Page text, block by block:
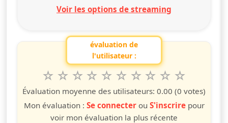
Voir les options de streaming
évaluation de
l'utilisateur :
questo spettacolo da 1 a 10 étoiles
10
étoiles
9
étoiles
8
étoiles
7
étoiles
6
étoiles
5
étoiles
4
étoiles
3
étoiles
2
étoiles
étoile
Évaluation moyenne des utilisateurs: 0.00 (0 votes)
Mon évaluation : Se connecterou S'inscrirepour
voir mon évaluation la plus récente